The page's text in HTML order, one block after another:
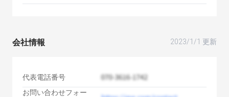
会社情報 2023/1/1 更新
代表電話番号
お問い合わせフォー